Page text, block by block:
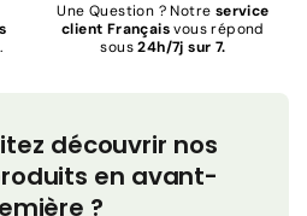
Une Question ? Notre service
client Françaisvous répond
sous24h/7j sur 7.
découvrir nos
en avant-
?